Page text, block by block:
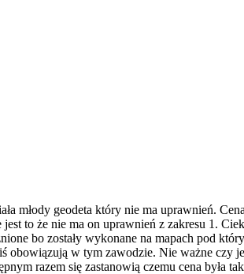
młody geodeta który nie ma uprawnień.
to że nie ma on uprawnień z zakresu 1.
bo zostały wykonane na mapach pod
obowiązują w tym zawodzie. Nie ważne czy
razem się zastanowią czemu cena była